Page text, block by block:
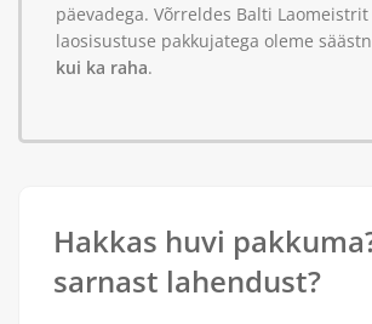
päevadega. Võrreldes Balti
laosisustuse pakkujatega oleme
kui ka raha.
Hakkas huvi
sarnast lahendust?